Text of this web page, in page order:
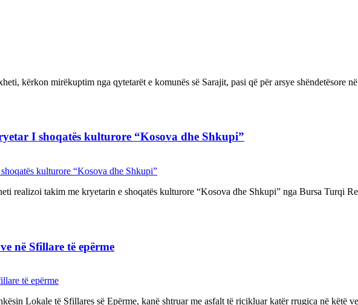
kërkon mirëkuptim nga qytetarët e komunës së Sarajit, pasi që për arsye shëndetësore
I shoqatës kulturore “Kosova dhe Shkupi”
realizoi takim me kryetarin e shoqatës kulturore “Kosova dhe Shkupi” nga Bursa Turqi
në Sfillare të epërme
Lokale të Sfillares së Epërme, kanë shtruar me asfalt të ricikluar katër rrugica në